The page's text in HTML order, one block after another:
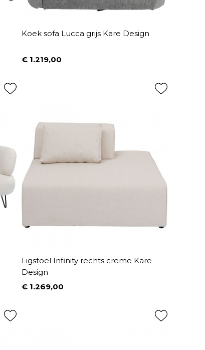
Koek sofa Lucca grijs Kare Design
Prijs
€ 1.219,00
Ligstoel Infinity rechts creme Kare
Design
Prijs
€ 1.269,00